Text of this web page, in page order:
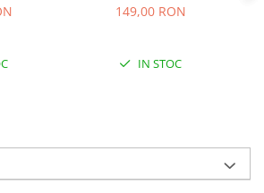
149,00 RON
IN STOC